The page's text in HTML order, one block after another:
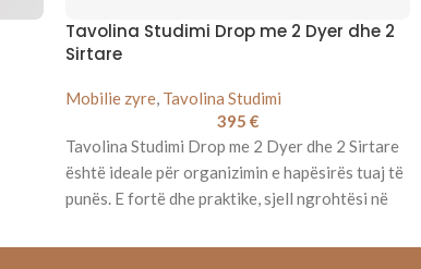
Tavolina Studimi Drop me 2 Dyer dhe 2
Sirtare
Mobilie zyre Tavolina Studimi
395 €
Tavolina Studimi Drop me 2 Dyer dhe 2 Sirtare
është ideale për organizimin e hapësirës tuaj të
punës. E fortë dhe praktike, sjell ngrohtësi në